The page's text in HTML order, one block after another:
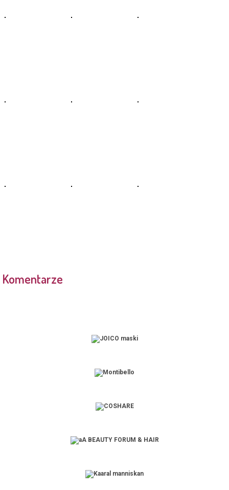
Komentarze